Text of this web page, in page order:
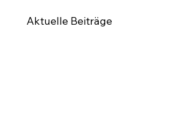
Aktuelle Beiträge